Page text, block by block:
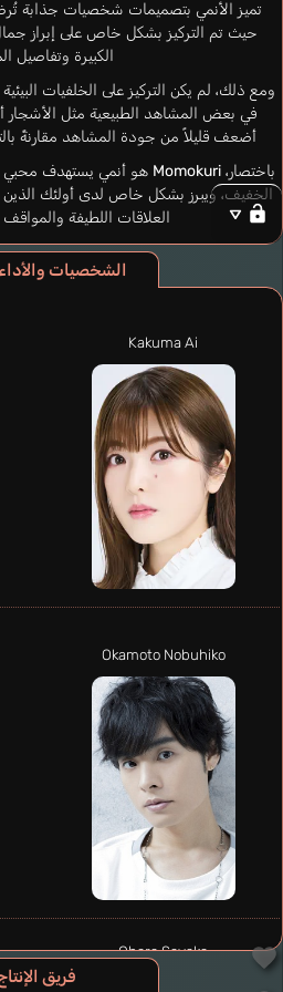
تميز الأنمي بتصميمات شخصيات جذابة
حيث تم التركيز بشكل خاص على إبراز
الكبيرة وتفاصيل
ومع ذلك، لم يكن التركيز على الخلفيات
في بعض المشاهد الطبيعية مثل الأشجار
أضعف قليلاً من جودة المشاهد مقارنةً
باختصار، Momokuri هو أنمي يستهدف محبي
الخفيف، ويبرز بشكل خاص لدى أولئك الذين
العلاقات اللطيفة والمواقف
فريق
الشخصيات
Kakuma Ai
Okamoto Nobuhiko
Ohara Sayaka